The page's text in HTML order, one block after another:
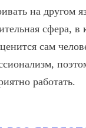
на другом
сфера, в
сам
работать.